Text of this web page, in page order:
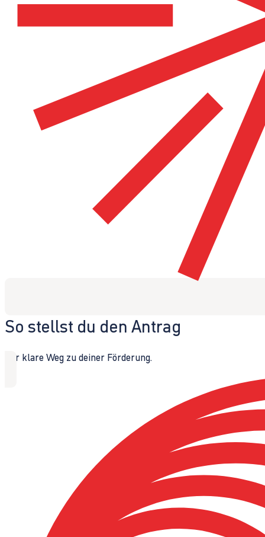
So stellst du den Antrag
Der klare Weg zu deiner Förderung.